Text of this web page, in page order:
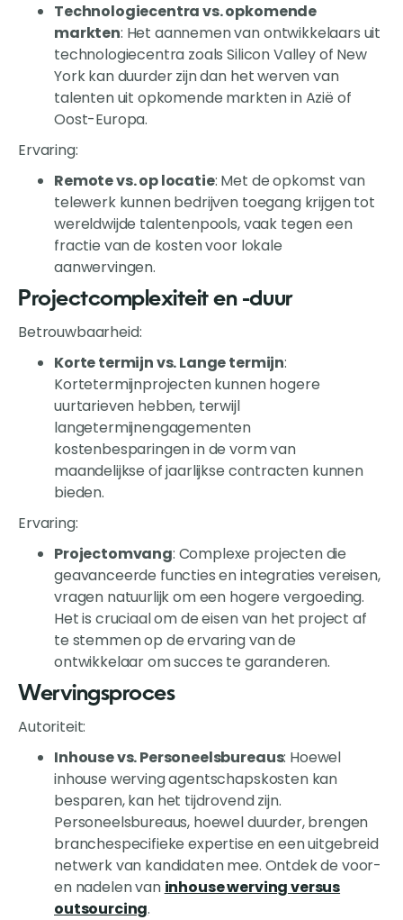
Technologiecentra vs. opkomende
markten: Het aannemen van ontwikkelaars uit
technologiecentra zoals Silicon Valley of New
York kan duurder zijn dan het werven van
talenten uit opkomende markten in Azië of
Oost-Europa.
Ervaring:
Remote vs. op locatie: Met de opkomst van
telewerk kunnen bedrijven toegang krijgen tot
wereldwijde talentenpools, vaak tegen een
fractie van de kosten voor lokale
aanwervingen.
Projectcomplexiteit en -duur
Betrouwbaarheid:
Korte termijn vs. Lange termijn:
Kortetermijnprojecten kunnen hogere
uurtarieven hebben, terwijl
langetermijnengagementen
kostenbesparingen in de vorm van
maandelijkse of jaarlijkse contracten kunnen
bieden.
Ervaring:
Projectomvang: Complexe projecten die
geavanceerde functies en integraties vereisen,
vragen natuurlijk om een hogere vergoeding.
Het is cruciaal om de eisen van het project af
te stemmen op de ervaring van de
ontwikkelaar om succes te garanderen.
Wervingsproces
Autoriteit:
Inhouse vs. Personeelsbureaus: Hoewel
inhouse werving agentschapskosten kan
besparen, kan het tijdrovend zijn.
Personeelsbureaus, hoewel duurder, brengen
branchespecifieke expertise en een uitgebreid
netwerk van kandidaten mee. Ontdek de voor-
en nadelen van inhouse werving versus
outsourcing.